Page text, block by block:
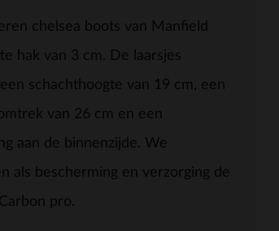
chelsea boots van Manfield
hak van 3 cm. De laarsjes
schachthoogte van 19 cm, een
van 26 cm en een
aan de binnenzijde. We
als bescherming en verzorging de
pro.